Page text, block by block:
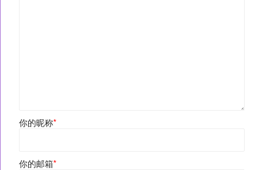
你的昵称*
你的邮箱*